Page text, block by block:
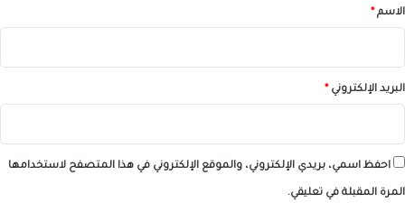
*الاسم*
البريد الإلكتروني*
احفظ اسمي، بريدي الإلكتروني، والموقع الإلكتروني في هذا المتصفح لاستخدامها
المرة المقبلة في تعليقي.